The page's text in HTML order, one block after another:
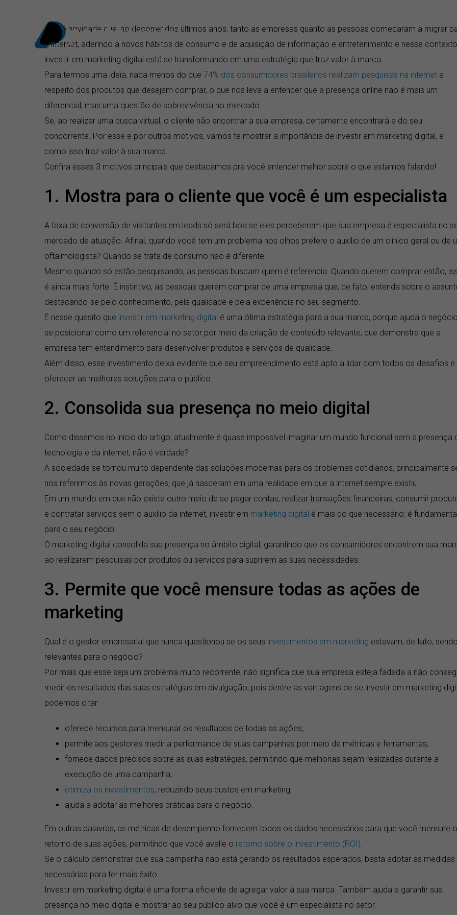
Não é novidade que, no decorrer dos últimos anos, tanto as empresas quanto as pessoas começaram a migrar
a internet, aderindo a novos hábitos de consumo e de aquisição de informação e entretenimento e nesse
investir em marketing digital está se transformando em uma estratégia que traz valor à marca.
Para termos uma ideia, nada menos do que 74% dos consumidores brasileiros realizam pesquisas na internet a
respeito dos produtos que desejam comprar, o que nos leva a entender que a presença online não é mais um
diferencial, mas uma questão de sobrevivência no mercado.
Se, ao realizar uma busca virtual, o cliente não encontrar a sua empresa, certamente encontrará a do seu
concorrente. Por esse e por outros motivos, vamos te mostrar a importância de investir em marketing digital, e
como isso traz valor à sua marca.
Confira esses 3 motivos principais que destacamos pra você entender melhor sobre o que estamos falando!
1. Mostra para o cliente que você é um especialista
A taxa de conversão de visitantes em leads só será boa se eles perceberem que sua empresa é especialista no
mercado de atuação. Afinal, quando você tem um problema nos olhos prefere o auxílio de um clínico geral ou de
oftalmologista? Quando se trata de consumo não é diferente.
Mesmo quando só estão pesquisando, as pessoas buscam quem é referencia. Quando querem comprar então,
é ainda mais forte. É instintivo, as pessoas querem comprar de uma empresa que, de fato, entenda sobre o
destacando-se pelo conhecimento, pela qualidade e pela experiência no seu segmento.
É nesse quesito que investir em marketing digital é uma ótima estratégia para a sua marca, porque ajuda o
se posicionar como um referencial no setor por meio da criação de conteúdo relevante, que demonstra que a
empresa tem entendimento para desenvolver produtos e serviços de qualidade.
Além disso, esse investimento deixa evidente que seu empreendimento está apto a lidar com todos os desafios e
oferecer as melhores soluções para o público.
2. Consolida sua presença no meio digital
Como dissemos no início do artigo, atualmente é quase impossível imaginar um mundo funcional sem a presença
tecnologia e da internet, não é verdade?
A sociedade se tornou muito dependente das soluções modernas para os problemas cotidianos, principalmente
nos referirmos às novas gerações, que já nasceram em uma realidade em que a internet sempre existiu.
Em um mundo em que não existe outro meio de se pagar contas, realizar transações financeiras, consumir
e contratar serviços sem o auxílio da internet, investir em marketing digital é mais do que necessário: é
para o seu negócio!
O marketing digital consolida sua presença no âmbito digital, garantindo que os consumidores encontrem sua
ao realizarem pesquisas por produtos ou serviços para suprirem as suas necessidades.
3. Permite que você mensure todas as ações de
marketing
Qual é o gestor empresarial que nunca questionou se os seus investimentos em marketing estavam, de fato,
relevantes para o negócio?
Por mais que esse seja um problema muito recorrente, não significa que sua empresa esteja fadada a não
medir os resultados das suas estratégias em divulgação, pois dentre as vantagens de se investir em marketing
podemos citar:
oferece recursos para mensurar os resultados de todas as ações;
permite aos gestores medir a performance de suas campanhas por meio de métricas e ferramentas;
fornece dados precisos sobre as suas estratégias, permitindo que melhorias sejam realizadas durante a
execução de uma campanha;
otimiza os investimentos, reduzindo seus custos em marketing;
ajuda a adotar as melhores práticas para o negócio.
Em outras palavras, as métricas de desempenho fornecem todos os dados necessários para que você mensure o
retorno de suas ações, permitindo que você avalie o retorno sobre o investimento (ROI).
Se o cálculo demonstrar que sua campanha não está gerando os resultados esperados, basta adotar as medidas
necessárias para ter mais êxito.
Investir em marketing digital é uma forma eficiente de agregar valor à sua marca. Também ajuda a garantir sua
presença no meio digital e mostrar ao seu público-alvo que você é um especialista no setor.